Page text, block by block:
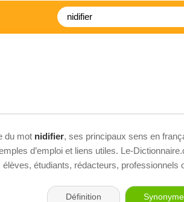
du mot nidifier, ses principaux sens en
d’emploi et liens utiles. Le-
étudiants, rédacteurs, professionnels
Définition